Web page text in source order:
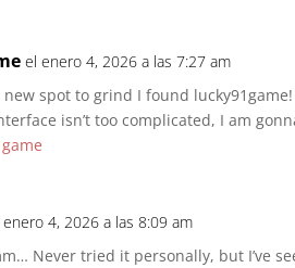
el enero 4, 2026 a las 7:27 am
new spot to grind I found
isn’t too complicated, I am
4, 2026 a las 8:09 am
Never tried it personally, but I’ve